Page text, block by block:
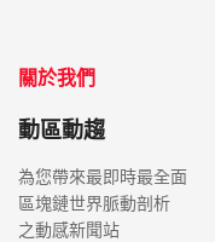
關於我們
動區動趨
為您帶來最即時最全面
區塊鏈世界脈動剖析
之動感新聞站